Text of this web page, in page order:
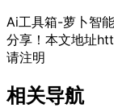
Ai工具箱-萝卜智
分享！ 本文地址
请注明
相关导航